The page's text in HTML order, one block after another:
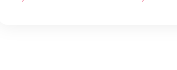
｜輕巧便攜｜零卡分期輕鬆入
零利率分期